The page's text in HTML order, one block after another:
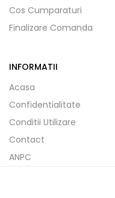
Cos Cumparaturi
Finalizare Comanda
INFORMATII
Acasa
Confidentialitate
Conditii Utilizare
Contact
ANPC